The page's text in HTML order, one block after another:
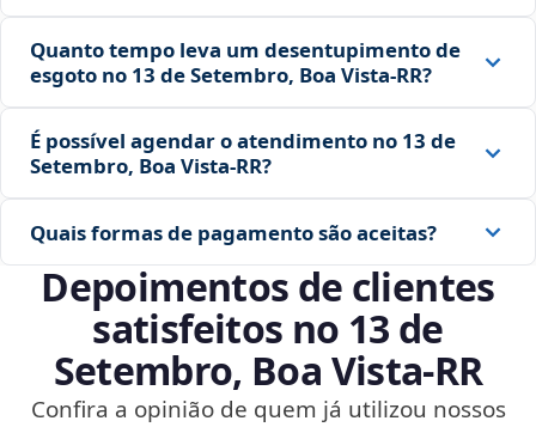
Quanto tempo leva um desentupimento de
esgoto no 13 de Setembro, Boa Vista‑RR?
É possível agendar o atendimento no 13 de
Setembro, Boa Vista‑RR?
Quais formas de pagamento são aceitas?
Depoimentos de clientes
satisfeitos no 13 de
Setembro, Boa Vista‑RR
Confira a opinião de quem já utilizou nossos